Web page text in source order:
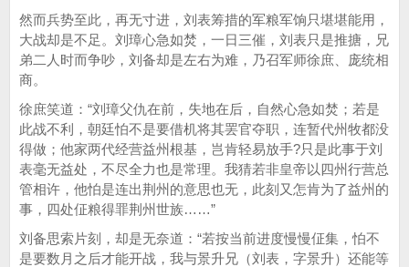
然而兵势至此，再无寸进，刘表筹措的军粮军饷只堪堪能用，
大战却是不足。刘璋心急如焚，一日三催，刘表只是推搪，兄
弟二人时而争吵，刘备却是左右为难，乃召军师徐庶、庞统相
商。
徐庶笑道：“刘璋父仇在前，失地在后，自然心急如焚；若是
此战不利，朝廷怕不是要借机将其罢官夺职，连暂代州牧都没
得做；他家两代经营益州根基，岂肯轻易放手?只是此事于刘
表毫无益处，不尽全力也是常理。我猜若非皇帝以四州行营总
管相许，他怕是连出荆州的意思也无，此刻又怎肯为了益州的
事，四处佂粮得罪荆州世族……”
刘备思索片刻，却是无奈道：“若按当前进度慢慢佂集，怕不
是要数月之后才能开战，我与景升兄（刘表，字景升）还能等